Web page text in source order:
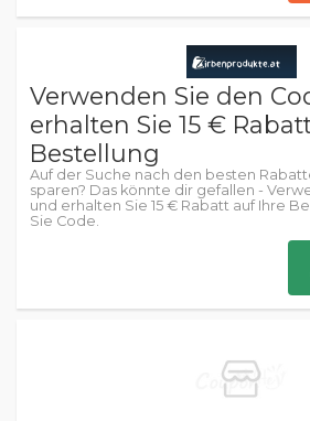
Verwenden Sie den
erhalten Sie 15 €
Bestellung
Auf der Suche nach den besten
sparen? Das könnte dir gefallen -
und erhalten Sie 15 € Rabatt auf Ihre
Sie Code.